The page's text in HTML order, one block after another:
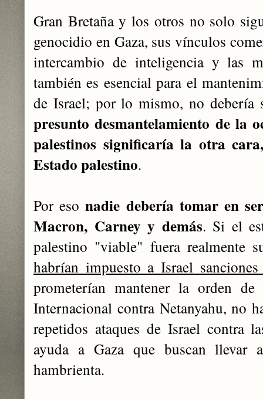
Gran Bretaña y los otros no solo
genocidio en Gaza, sus vínculos
intercambio de inteligencia y las
también es esencial para el
de Israel; por lo mismo, no debería
presunto desmantelamiento de la
palestinos significaría la otra
Estado palestino.
Por esonadie debería tomar en
Macron, Carney y demás. Si el
palestino "viable" fuera realmente
habrían impuesto a Israel
prometerían mantener la orden
Internacional contra Netanyahu, no
repetidos ataques de Israel contra
ayuda a Gaza que buscan llevar
hambrienta.